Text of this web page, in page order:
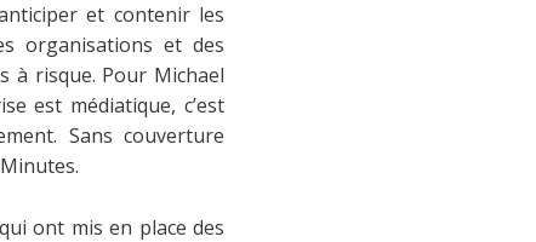
et contenir les
organisations et des
à risque. Pour Michael
est médiatique, c’est
Sans couverture
ont mis en place des